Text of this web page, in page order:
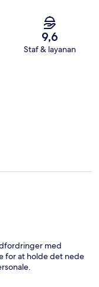
9,6
Staf & layanan
med
for at holde det nede